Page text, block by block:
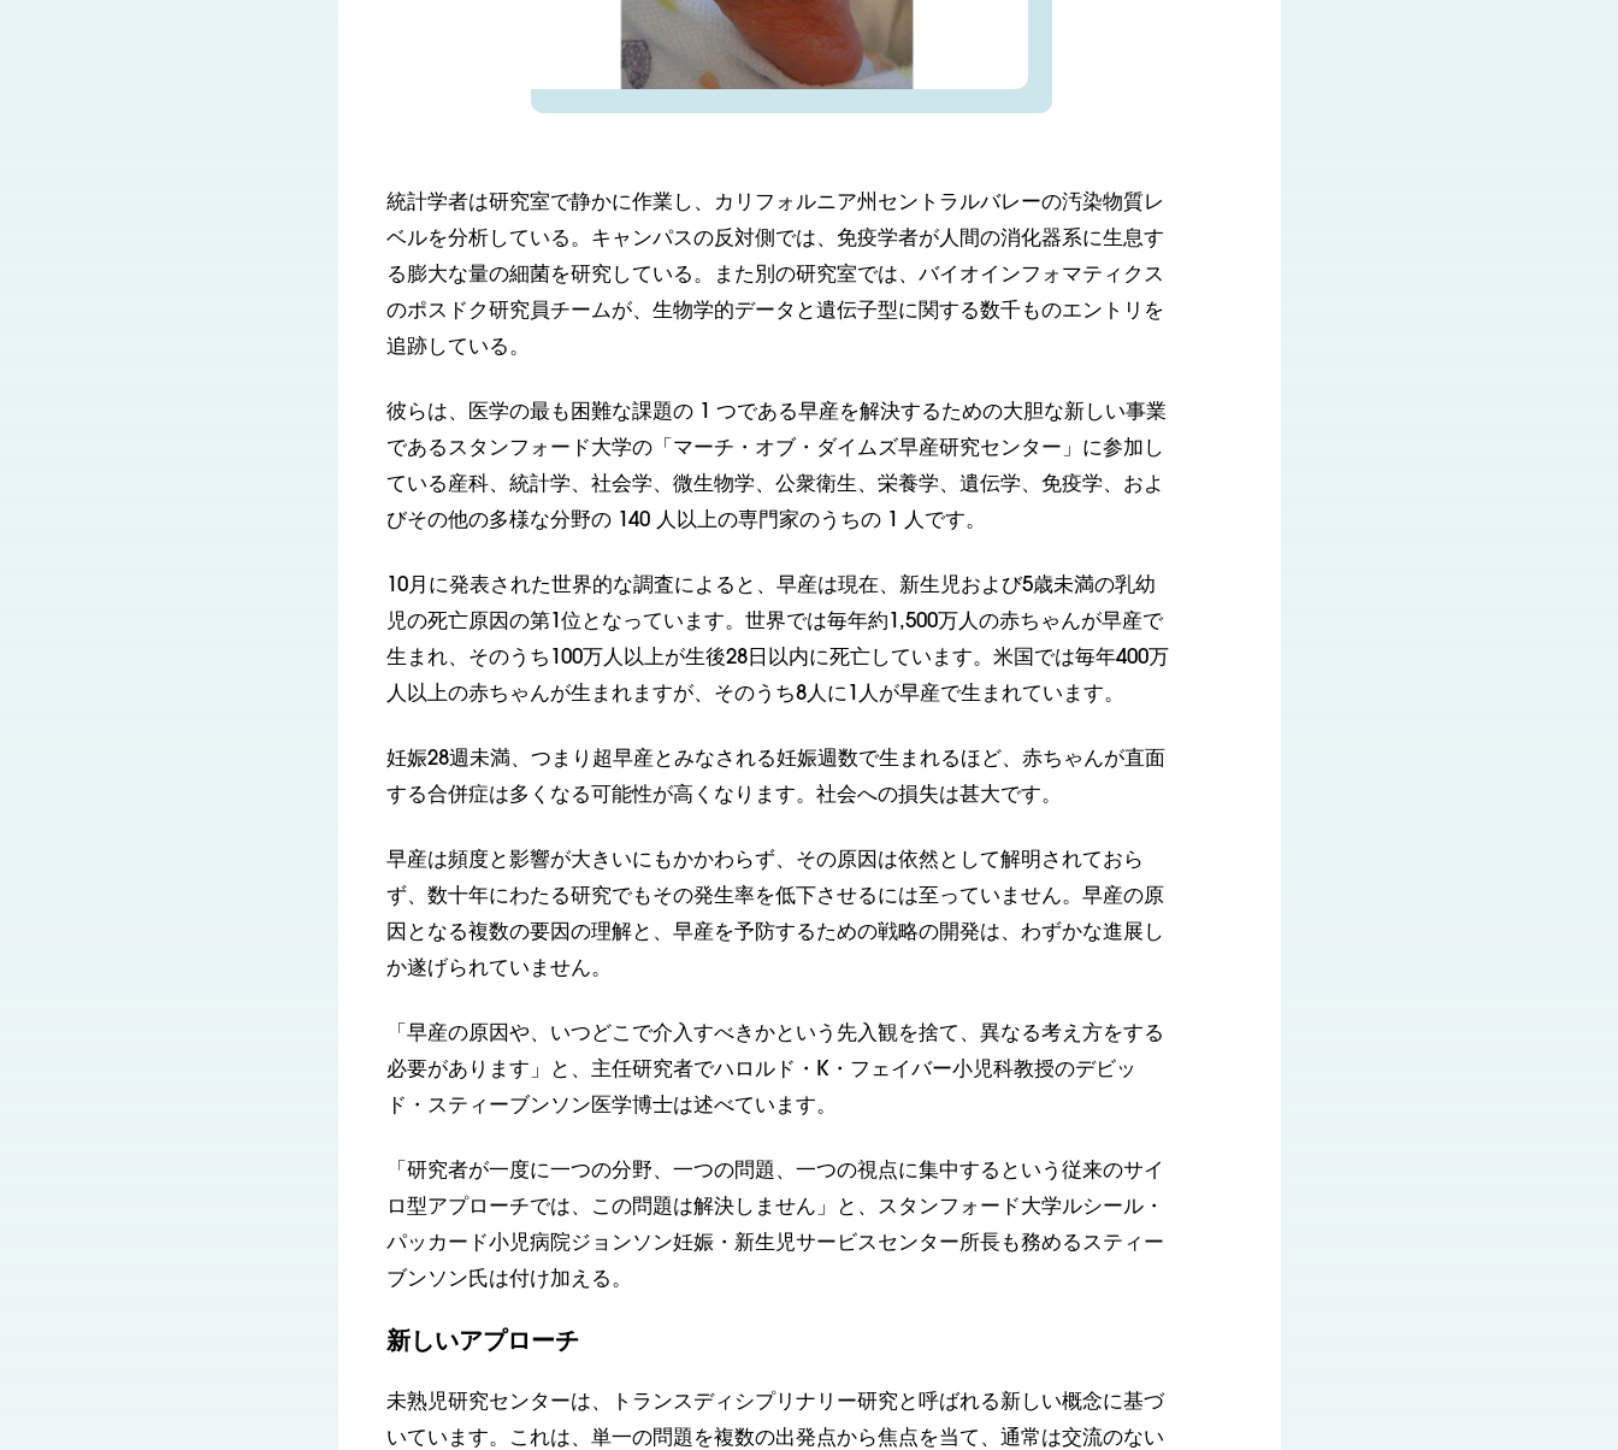
統計学者は研究室で静かに作業し、カリフォルニア州セントラルバレーの汚染物質レ
ベルを分析している。キャンパスの反対側では、免疫学者が人間の消化器系に生息す
る膨大な量の細菌を研究している。また別の研究室では、バイオインフォマティクス
のポスドク研究員チームが、生物学的データと遺伝子型に関する数千ものエントリを
追跡している。
彼らは、医学の最も困難な課題の 1 つである早産を解決するための大胆な新しい事業
であるスタンフォード大学の「マーチ・オブ・ダイムズ早産研究センター」に参加し
ている産科、統計学、社会学、微生物学、公衆衛生、栄養学、遺伝学、免疫学、およ
びその他の多様な分野の 140 人以上の専門家のうちの 1 人です。
10月に発表された世界的な調査によると、早産は現在、新生児および5歳未満の乳幼
児の死亡原因の第1位となっています。世界では毎年約1,500万人の赤ちゃんが早産で
生まれ、そのうち100万人以上が生後28日以内に死亡しています。米国では毎年400万
人以上の赤ちゃんが生まれますが、そのうち8人に1人が早産で生まれています。
妊娠28週未満、つまり超早産とみなされる妊娠週数で生まれるほど、赤ちゃんが直面
する合併症は多くなる可能性が高くなります。社会への損失は甚大です。
早産は頻度と影響が大きいにもかかわらず、その原因は依然として解明されておら
ず、数十年にわたる研究でもその発生率を低下させるには至っていません。早産の原
因となる複数の要因の理解と、早産を予防するための戦略の開発は、わずかな進展し
か遂げられていません。
「早産の原因や、いつどこで介入すべきかという先入観を捨て、異なる考え方をする
必要があります」と、主任研究者でハロルド・K・フェイバー小児科教授のデビッ
ド・スティーブンソン医学博士は述べています。
「研究者が一度に一つの分野、一つの問題、一つの視点に集中するという従来のサイ
ロ型アプローチでは、この問題は解決しません」と、スタンフォード大学ルシール・
パッカード小児病院ジョンソン妊娠・新生児サービスセンター所長も務めるスティー
ブンソン氏は付け加える。
新しいアプローチ
未熟児研究センターは、トランスディシプリナリー研究と呼ばれる新しい概念に基づ
いています。これは、単一の問題を複数の出発点から焦点を当て、通常は交流のない